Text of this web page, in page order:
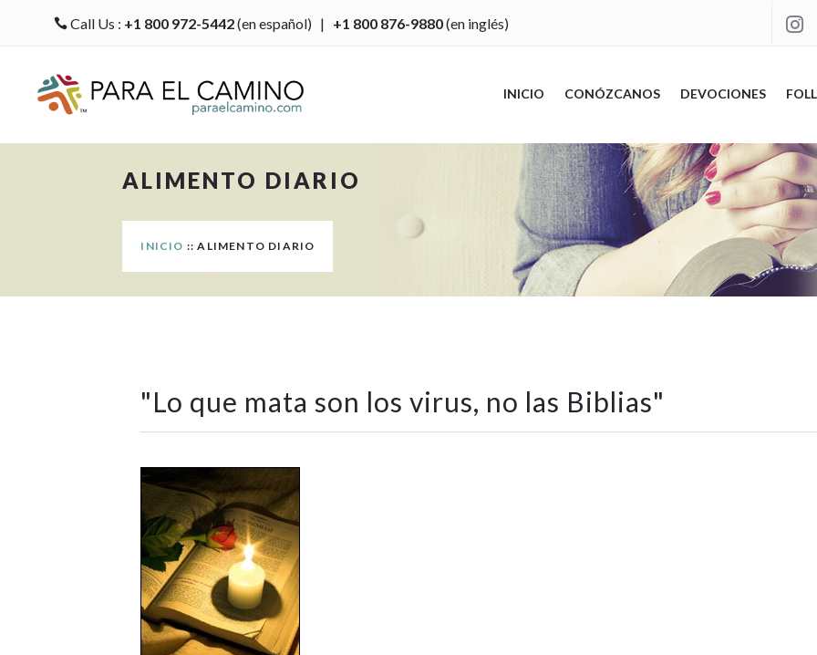
Call Us : +1 800 972-5442(en español) | +1 800 876-9880(en inglés) 
INICIO CONÓZCANOS DEVOCIONES
ALIMENTO DIARIO
INICIO :: ALIMENTO DIARIO
"Lo que mata son los virus, no las Biblias"